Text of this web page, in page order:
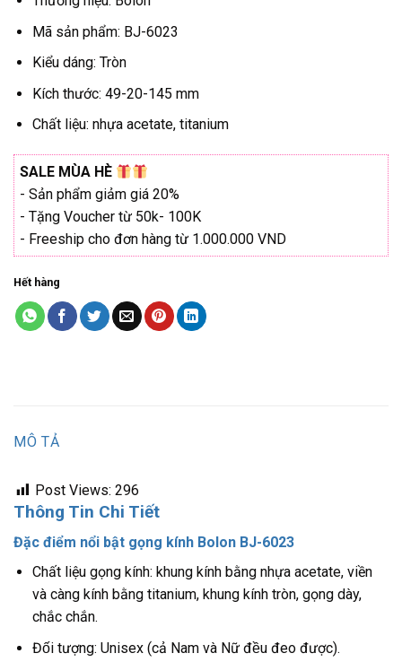
là:
₫3.980.000.
Mã sản phẩm: BJ-6023
Kiểu dáng: Tròn
Kích thước: 49-20-145 mm
Chất liệu: nhựa acetate, titanium
SALE MÙA HÈ
- Sản phẩm giảm giá 20%
- Tặng Voucher từ 50k- 100K
- Freeship cho đơn hàng từ 1.000.000 VND
Hết hàng
MÔ TẢ
Post Views: 296
Thông Tin Chi Tiết
Đặc điểm nổi bật gọng kính Bolon BJ-6023
Chất liệu gọng kính: khung kính bằng nhựa acetate, viền
và càng kính bằng titanium, khung kính tròn, gọng dày,
chắc chắn.
Đối tượng: Unisex (cả Nam và Nữ đều đeo được).